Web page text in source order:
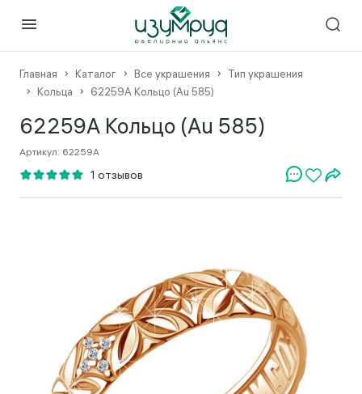
Главная Каталог Все украшения
Тип украшения
Кольца
62259А Кольцо (Au 585)
62259А Кольцо (Au 585)
Артикул: 62259А